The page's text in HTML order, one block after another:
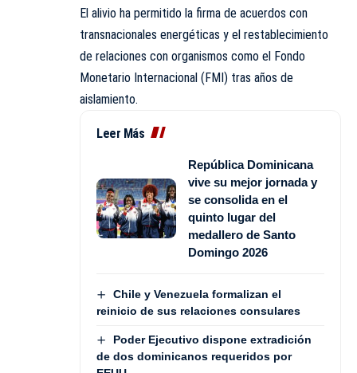
El alivio ha permitido la firma de acuerdos con
transnacionales energéticas y el restablecimiento
de relaciones con organismos como el Fondo
Monetario Internacional (FMI) tras años de
aislamiento.
Leer Más
República Dominicana
vive su mejor jornada y
se consolida en el
quinto lugar del
medallero de Santo
Domingo 2026
Chile y Venezuela formalizan el
reinicio de sus relaciones consulares
Poder Ejecutivo dispone extradición
de dos dominicanos requeridos por